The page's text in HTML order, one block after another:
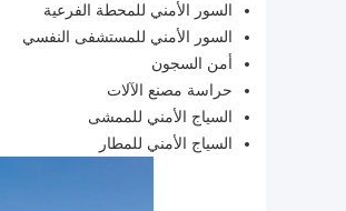
السور الأمني للمحطة الفرعية
السور الأمني للمستشفى النفسي
أمن السجون
حراسة مصنع الآلات
السياج الأمني للممشى
السياج الأمني للمطار